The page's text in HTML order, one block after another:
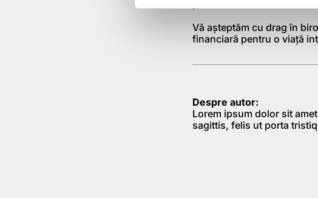
Vă aşteptăm cu drag în
financiară pentru o viaţă
Despre autor:
Lorem ipsum dolor sit
sagittis, felis ut porta